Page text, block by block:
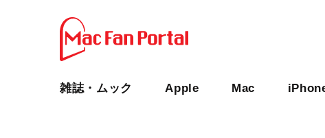
雑誌・ムック Apple Mac